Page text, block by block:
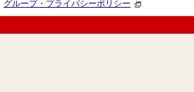
グループ・プライバシーポリシー